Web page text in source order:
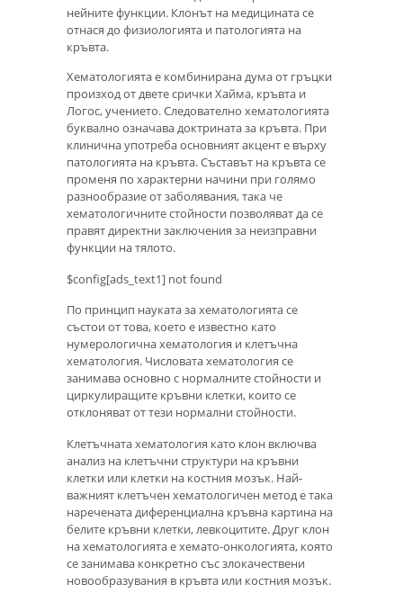
нейните функции. Клонът на медицината се
отнася до физиологията и патологията на
кръвта.
Хематологията е комбинирана дума от гръцки
произход от двете срички Хайма, кръвта и
Логос, учението. Следователно хематологията
буквално означава доктрината за кръвта. При
клинична употреба основният акцент е върху
патологията на кръвта. Съставът на кръвта се
променя по характерни начини при голямо
разнообразие от заболявания, така че
хематологичните стойности позволяват да се
правят директни заключения за неизправни
функции на тялото.
$config[ads_text1] not found
По принцип науката за хематологията се
състои от това, което е известно като
нумерологична хематология и клетъчна
хематология. Числовата хематология се
занимава основно с нормалните стойности и
циркулиращите кръвни клетки, които се
отклоняват от тези нормални стойности.
Клетъчната хематология като клон включва
анализ на клетъчни структури на кръвни
клетки или клетки на костния мозък. Най-
важният клетъчен хематологичен метод е така
наречената диференциална кръвна картина на
белите кръвни клетки, левкоцитите. Друг клон
на хематологията е хемато-онкологията, която
се занимава конкретно със злокачествени
новообразувания в кръвта или костния мозък.